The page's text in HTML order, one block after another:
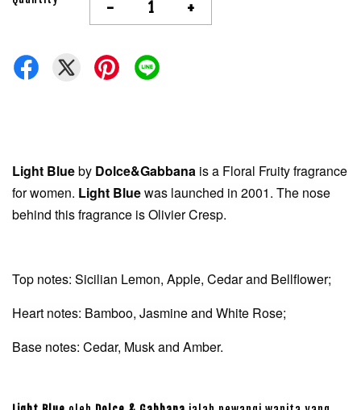
- +
Light Blueby Dolce&Gabbana is a Floral Fruity fragrance
for women. Light Bluewas launched in 2001. The nose
behind this fragrance is Olivier Cresp.
Top notes: Sicilian Lemon, Apple, Cedar and Bellflower;
Heart notes: Bamboo, Jasmine and White Rose;
Base notes: Cedar, Musk and Amber.